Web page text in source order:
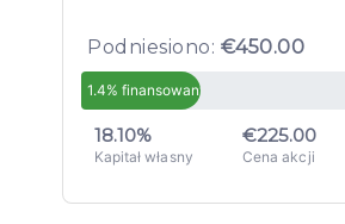
Podniesiono: €450.00
1.4% finansowany
18.10%
Kapitał własny
€225.00
Cena akcji